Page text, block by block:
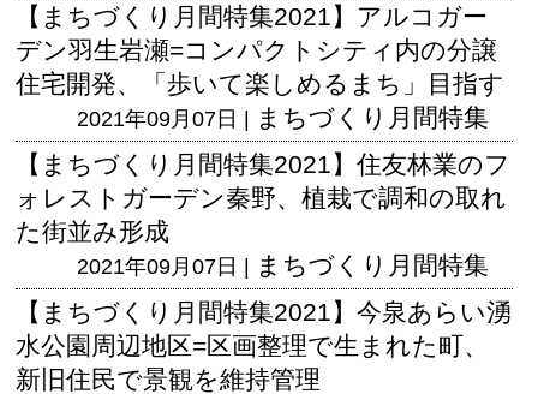
【まちづくり月間特集2021】アルコガー
デン羽生岩瀬=コンパクトシティ内の分譲
住宅開発、「歩いて楽しめるまち」目指す
2021年09月07日 | まちづくり月間特集
【まちづくり月間特集2021】住友林業のフ
ォレストガーデン秦野、植栽で調和の取れ
た街並み形成
2021年09月07日 | まちづくり月間特集
【まちづくり月間特集2021】今泉あらい湧
水公園周辺地区=区画整理で生まれた町、
新旧住民で景観を維持管理